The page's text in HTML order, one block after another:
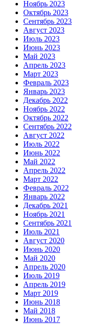
Ноябрь 2023
Октябрь 2023
Сентябрь 2023
Август 2023
Июль 2023
Июнь 2023
Май 2023
Апрель 2023
Март 2023
Февраль 2023
Январь 2023
Декабрь 2022
Ноябрь 2022
Октябрь 2022
Сентябрь 2022
Август 2022
Июль 2022
Июнь 2022
Май 2022
Апрель 2022
Март 2022
Февраль 2022
Январь 2022
Декабрь 2021
Ноябрь 2021
Сентябрь 2021
Июль 2021
Август 2020
Июнь 2020
Май 2020
Апрель 2020
Июль 2019
Апрель 2019
Март 2019
Июнь 2018
Май 2018
Июнь 2017